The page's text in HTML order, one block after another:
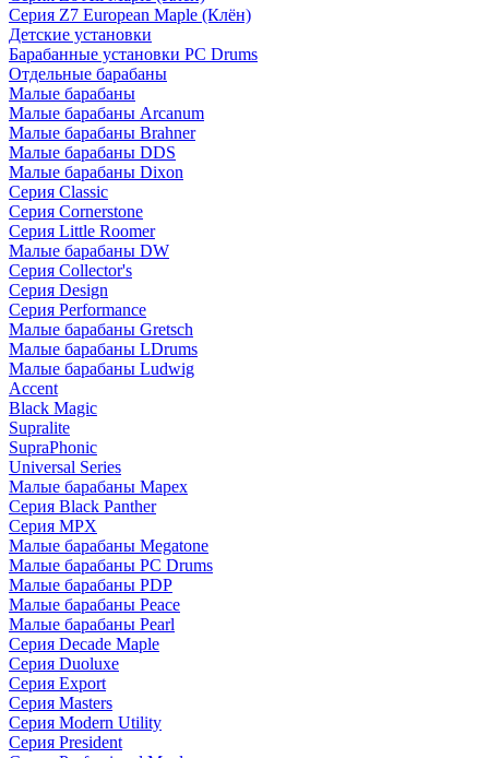
Серия Z7 European Maple (Клён)
Детские установки
Барабанные установки PC Drums
Отдельные барабаны
Малые барабаны
Малые барабаны Arcanum
Малые барабаны Brahner
Малые барабаны DDS
Малые барабаны Dixon
Серия Classic
Серия Cornerstone
Серия Little Roomer
Малые барабаны DW
Серия Collector's
Серия Design
Серия Performance
Малые барабаны Gretsch
Малые барабаны LDrums
Малые барабаны Ludwig
Accent
Black Magic
Supralite
SupraPhonic
Universal Series
Малые барабаны Mapex
Серия Black Panther
Серия MPX
Малые барабаны Megatone
Малые барабаны PC Drums
Малые барабаны PDP
Малые барабаны Peace
Малые барабаны Pearl
Серия Decade Maple
Серия Duoluxe
Серия Export
Серия Masters
Серия Modern Utility
Серия President